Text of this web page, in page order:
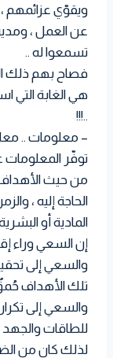
ويقوّي عزائمهم
عن العمل ،
تسمعوا له ..
فصاح بهم ذلك
هي الغابة التي
..!!!
– معلومات ..
توفّر المعلومات
من حيث
الحاجة إليه ،
المادية أو
إن السعي وراء
والسعي إلى
تلك الأهداف
والسعي إلى
للطاقات والجهد
لذلك كان من